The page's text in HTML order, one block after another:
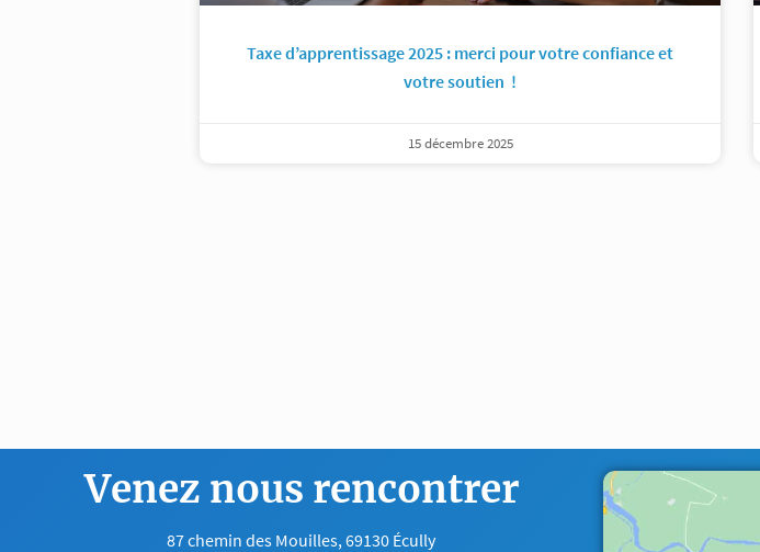
Taxe d’apprentissage 2025 : merci pour votre confiance et
votre soutien !
15 décembre 2025
Venez nous rencontrer
87 chemin des Mouilles, 69130 Écully